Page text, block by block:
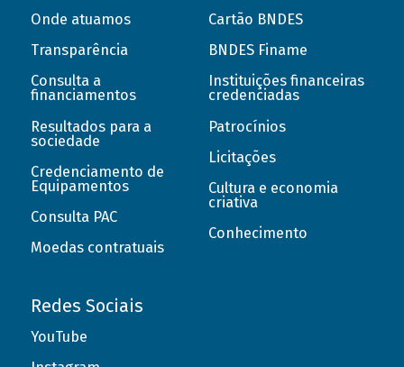
Onde atuamos
Transparência
Consulta a
financiamentos
Resultados para a
sociedade
Credenciamento de
Equipamentos
Consulta PAC
Moedas contratuais
Cartão BNDES
BNDES Finame
Instituições financeiras
credenciadas
Patrocínios
Licitações
Cultura e economia
criativa
Conhecimento
Redes Sociais
YouTube